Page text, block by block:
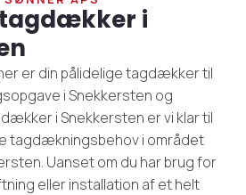
i
er din pålidelige tagdækker til
i Snekkersten og
i Snekkersten er vi klar til
tagdækningsbehov i området
Uanset om du har brug for
eller installation af et helt